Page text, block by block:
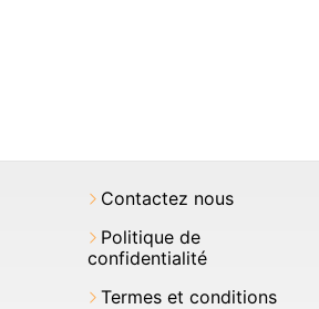
Contactez nous
Politique de
confidentialité
Termes et conditions